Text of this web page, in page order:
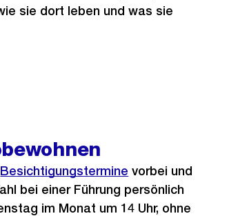
sie dort leben und was sie
Besichtigungstermine vorbei und
bei einer Führung persönlich
im Monat um 14 Uhr, ohne